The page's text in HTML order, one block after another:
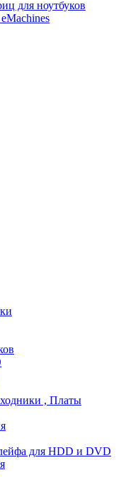
для ноутбуков
, Платы
для HDD и DVD